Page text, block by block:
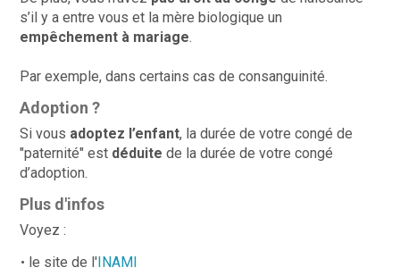
s’il y a entre vous et la mère biologique un
empêchement à mariage.
Par exemple, dans certains cas de consanguinité.
Adoption ?
Si vous adoptez l’enfant, la durée de votre congé de
"paternité" est déduite de la durée de votre congé
d’adoption.
Plus d'infos
Voyez :
le site de l'INAMI